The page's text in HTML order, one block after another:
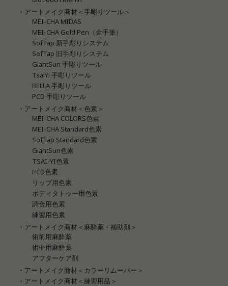
・アートメイク商材＜手彫りツール＞
MEI-CHA MIDAS
MEI-CHA Gold Pen（金手筆）
SofTap 新手彫りシステム
SofTap 旧手彫りシステム
GiantSun 手彫りツール
TsaiYi 手彫りツール
BELLA 手彫りツール
PCD 手彫りツール
・アートメイク商材＜色素＞
MEI-CHA COLORS色素
MEI-CHA Standard色素
SofTap Standard色素
GiantSun色素
TSAI-YI色素
PCD色素
リップ用色素
ボディタトゥー用色素
調合用色素
練習用色素
・アートメイク商材＜麻酔薬・補助剤＞
術前用麻酔薬
術中用麻酔薬
アフターケア剤
・アートメイク商材＜カラーリムーバー＞
・アートメイク商材＜練習用品＞